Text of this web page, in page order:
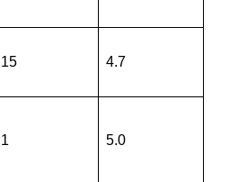
15 4.7
1 5.0